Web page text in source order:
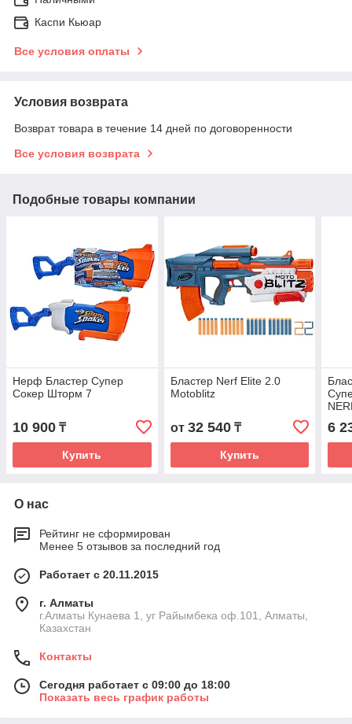
Каспи Кьюар
Все условия оплаты
Условия возврата
Возврат товара в течение 14 дней по договоренности
Все условия возврата
Подобные товары компании
Нерф Бластер Супер
Сокер Шторм 7
10 900 ₸
Купить
Бластер Nerf Elite 2.0
Motoblitz
от 32 540₸
Купить
6
О нас
Рейтинг не сформирован
Менее 5 отзывов за последний год
Работает с 20.11.2015
г. Алматы
г.Алматы Кунаева 1, уг Райымбека оф.101, Алматы,
Казахстан
Контакты
Сегодня работает с 09:00 до 18:00
Показать весь график работы